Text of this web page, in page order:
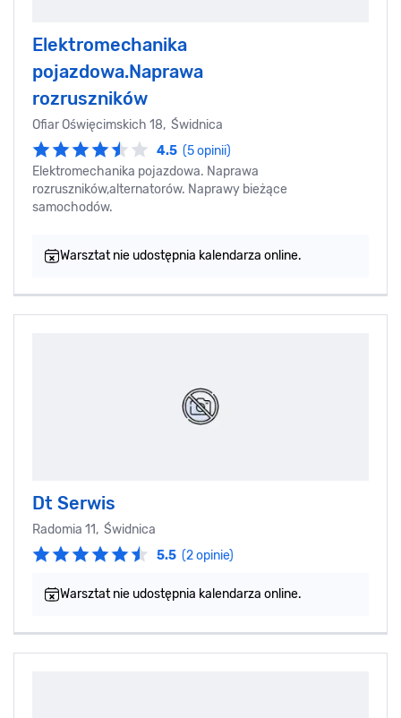
Elektromechanika
pojazdowa.Naprawa
rozruszników
Ofiar Oświęcimskich 18, Świdnica
4.5 (5 opinii)
Elektromechanika pojazdowa. Naprawa
rozruszników,alternatorów. Naprawy bieżące
samochodów.
Warsztat nie udostępnia kalendarza online.
Dt Serwis
Radomia 11, Świdnica
5.5 (2 opinie)
Warsztat nie udostępnia kalendarza online.